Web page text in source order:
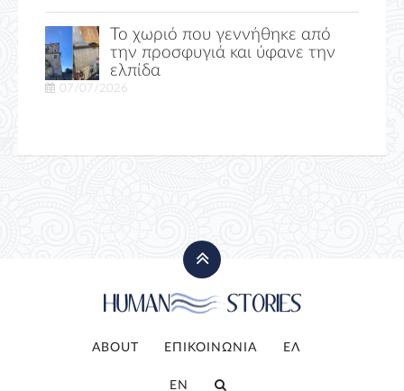
Το χωριό που γεννήθηκε από
την προσφυγιά και ύφανε την
ελπίδα
07/07/2026
ABOUT ΕΠΙΚΟΙΝΩΝΙΑ ΕΛ
EN